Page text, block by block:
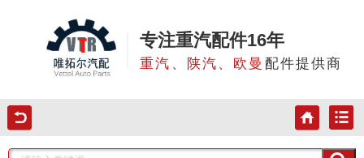
专注重汽配件16年
重汽、陕汽、欧曼 配件提供商